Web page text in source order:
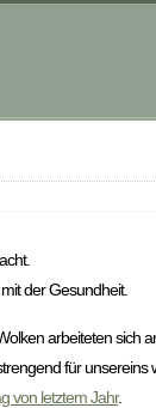
der Gesundheit.
arbeiteten sich
für unsereins
von letztem Jahr.